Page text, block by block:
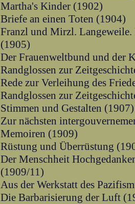
Martha's Kinder (1902)
Briefe an einen Toten (1904)
Franzl und Mirzl.
(1905)
Der Frauenweltbund und der
Randglossen zur
Rede zur Verleihung des
Randglossen zur
Stimmen und Gestalten (1907)
Zur nächsten
Memoiren (1909)
Rüstung und Überrüstung
Der Menschheit
(1909/11)
Aus der Werkstatt des
Die Barbarisierung der Luft